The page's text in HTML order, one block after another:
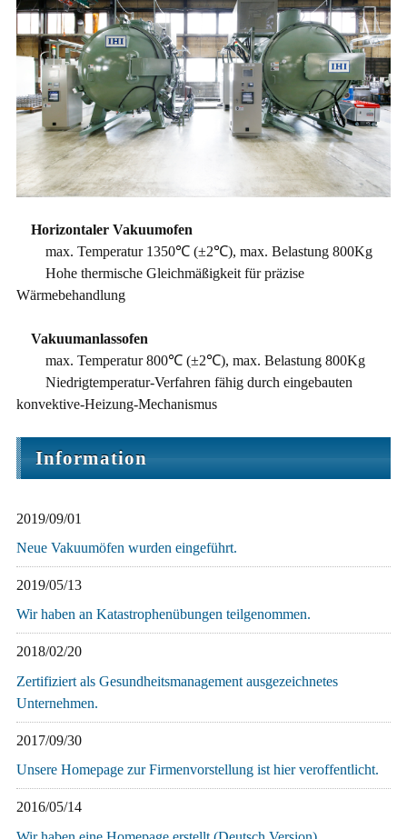
Horizontaler Vakuumofen
max. Temperatur 1350℃ (±2℃), max. Belastung 800Kg
Hohe thermische Gleichmäßigkeit für präzise
Wärmebehandlung
Vakuumanlassofen
max. Temperatur 800℃ (±2℃), max. Belastung 800Kg
Niedrigtemperatur-Verfahren fähig durch eingebauten
konvektive-Heizung-Mechanismus
Information
2019/09/01
Neue Vakuumöfen wurden eingeführt.
2019/05/13
Wir haben an Katastrophenübungen teilgenommen.
2018/02/20
Zertifiziert als Gesundheitsmanagement ausgezeichnetes
Unternehmen.
2017/09/30
Unsere Homepage zur Firmenvorstellung ist hier veroffentlicht.
2016/05/14